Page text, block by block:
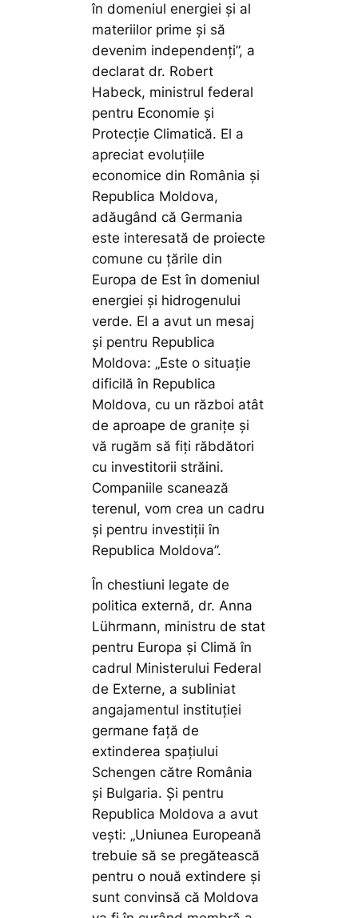
în domeniul energiei și al
materiilor prime și să
devenim independenți”, a
declarat dr. Robert
Habeck, ministrul federal
pentru Economie și
Protecție Climatică. El a
apreciat evoluțiile
economice din România și
Republica Moldova,
adăugând că Germania
este interesată de proiecte
comune cu țările din
Europa de Est în domeniul
energiei și hidrogenului
verde. El a avut un mesaj
și pentru Republica
Moldova: „Este o situație
dificilă în Republica
Moldova, cu un război atât
de aproape de granițe și
vă rugăm să fiți răbdători
cu investitorii străini.
Companiile scanează
terenul, vom crea un cadru
și pentru investiții în
Republica Moldova”.
În chestiuni legate de
politica externă, dr. Anna
Lührmann, ministru de stat
pentru Europa și Climă în
cadrul Ministerului Federal
de Externe, a subliniat
angajamentul instituției
germane față de
extinderea spațiului
Schengen către România
și Bulgaria. Și pentru
Republica Moldova a avut
vești: „Uniunea Europeană
trebuie să se pregătească
pentru o nouă extindere și
sunt convinsă că Moldova